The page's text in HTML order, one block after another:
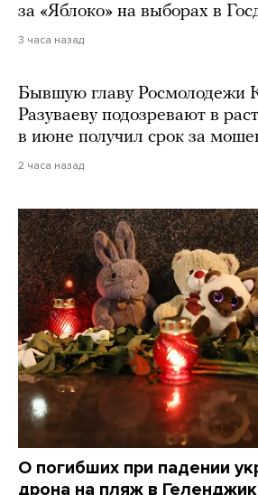
за «Яблоко» на выборах в
3 часа назад
Бывшую главу Росмолодежи
Разуваеву подозревают в
в июне получил срок за
2 часа назад
О погибших при падении
дрона на пляж в